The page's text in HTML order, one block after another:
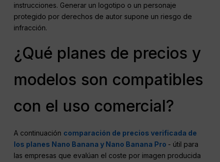
instrucciones. Generar un logotipo o un personaje
protegido por derechos de autor supone un riesgo de
infracción.
¿Qué planes de precios y
modelos son compatibles
con el uso comercial?
A continuación comparación de precios verificada de
los planes Nano Banana y Nano Banana Pro - útil para
las empresas que evalúan el coste por imagen producida